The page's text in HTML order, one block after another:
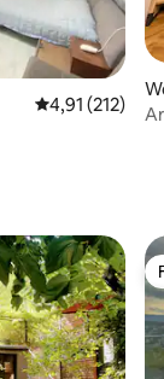
Gemiddelde
4,91 (212)